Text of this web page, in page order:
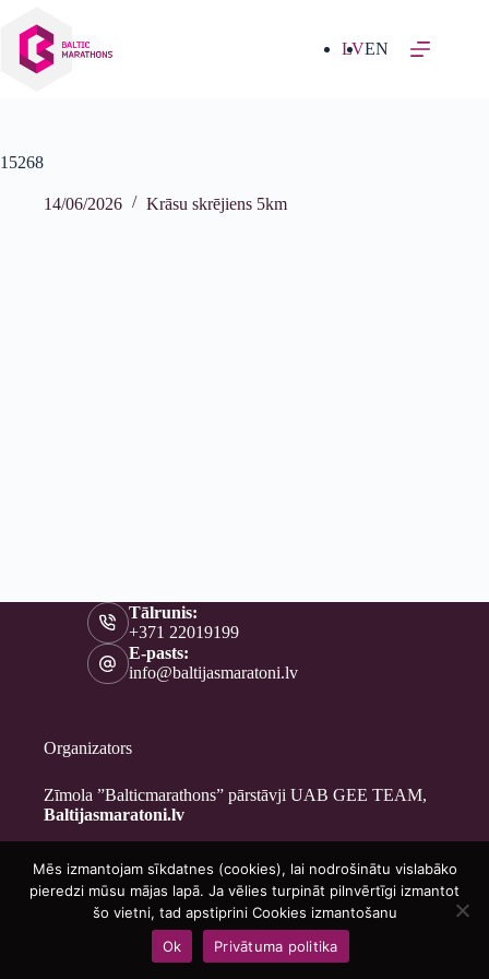
saturu
LVEN
15268
14/06/2026 Krāsu skrējiens 5km
Tālrunis:
+371 22019199
E-pasts:
info@baltijasmaratoni.lv
Organizators
Zīmola ”Balticmarathons” pārstāvji UAB GEE TEAM,
Baltijasmaratoni.lv
Kontakti
Par mums
Brīvprātīgajiem
Privātuma politika
Copyright © 2026 - Baltijasmaratoni.lv
Mēs izmantojam sīkdatnes (cookies), lai nodrošinātu vislabāko
pieredzi mūsu mājas lapā. Ja vēlies turpināt pilnvērtīgi izmantot
šo vietni, tad apstiprini Cookies izmantošanu
Ok
Privātuma politika